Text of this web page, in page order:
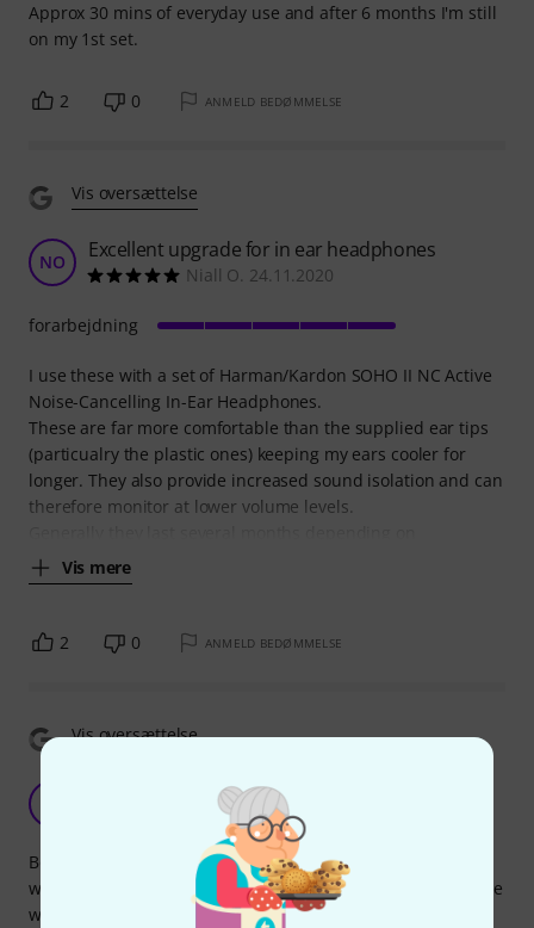
Approx 30 mins of everyday use and after 6 months I'm still
on my 1st set.
2 0 ANMELD BEDØMMELSE
Vis oversættelse
NO Excellent upgrade for in ear headphones
Niall O. 24.11.2020
I use these with a set of Harman/Kardon SOHO II NC Active
Noise-Cancelling In-Ear Headphones.
These are far more comfortable than the supplied ear tips
(particualry the plastic ones) keeping my ears cooler for
longer. They also provide increased sound isolation and can
therefore monitor at lower volume levels.
Vis mere
forarbejdning
2 0 ANMELD BEDØMMELSE
Vis oversættelse
Great for KZ ZSN-PROs
Duncte 25.08.2023
Bought these for my KZs. Due to the foam they seal super
well and make the earbuds sound even better than they are
with the default tips. Also great noise isolation due to them